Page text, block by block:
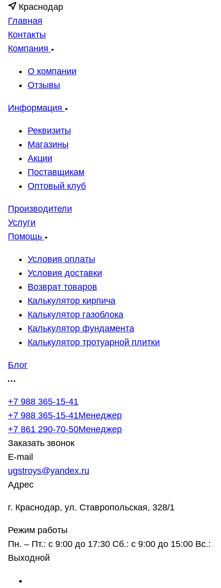
Краснодар
Главная
Контакты
Компания
О компании
Отзывы
Информация
Реквизиты
Магазины
Акции
Поставщикам
Оптовый клуб
Производители
Услуги
Помощь
Условия оплаты
Условия доставки
Возврат товаров
Калькулятор кирпича
Калькулятор газоблока
Калькулятор фундамента
Калькулятор тротуарной плитки
Блог
+7 988 365-15-41
+7 988 365-15-41Менеджер
+7 861 290-70-50Менеджер
Заказать звонок
E-mail
ugstroys@yandex.ru
Адрес
г. Краснодар, ул. Ставропольская, 328/1
Режим работы
Пн. – Пт.: с 9:00 до 17:30 Сб.: с 9:00 до 15:00 Вс.:
Выходной